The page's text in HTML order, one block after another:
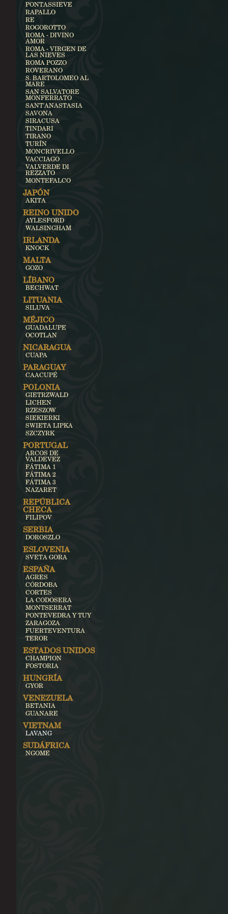
PONTASSIEVE
RAPALLO
RE
ROGOROTTO
ROMA - DIVINO
AMOR
ROMA - VIRGEN DE
LAS NIEVES
ROMA POZZO
ROVERANO
S. BARTOLOMEO AL
MARE
SAN SALVATORE
MONFERRATO
SANT'ANASTASIA
SAVONA
SIRACUSA
TINDARI
TIRANO
TURÍN
MONCRIVELLO
VACCIAGO
VALVERDE DI
REZZATO
MONTEFALCO
JAPÓN
AKITA
REINO UNIDO
AYLESFORD
WALSINGHAM
IRLANDA
KNOCK
MALTA
GOZO
LÍBANO
BECHWAT
LITUANIA
SILUVA
MÉJICO
GUADALUPE
OCOTLAN
NICARAGUA
CUAPA
PARAGUAY
CAACUPÉ
POLONIA
GIETRZWALD
LICHEN
RZESZOW
SIEKIERKI
SWIETA LIPKA
SZCZYRK
PORTUGAL
ARCOS DE
VALDEVEZ
FÁTIMA 1
FÁTIMA 2
FÁTIMA 3
NAZARET
REPÚBLICA
CHECA
FILIPOV
SERBIA
DOROSZLO
ESLOVENIA
SVETA GORA
ESPAÑA
AGRES
CÓRDOBA
CORTES
LA CODOSERA
MONTSERRAT
PONTEVEDRA Y TUY
ZARAGOZA
FUERTEVENTURA
TEROR
ESTADOS UNIDOS
CHAMPION
FOSTORIA
HUNGRÍA
GYOR
VENEZUELA
BETANIA
GUANARE
VIETNAM
LAVANG
SUDÁFRICA
NGOME